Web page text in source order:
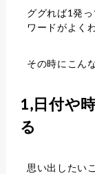
ググれば1発
ワードがよく
その時にこん
1,日付や
る
思い出したい